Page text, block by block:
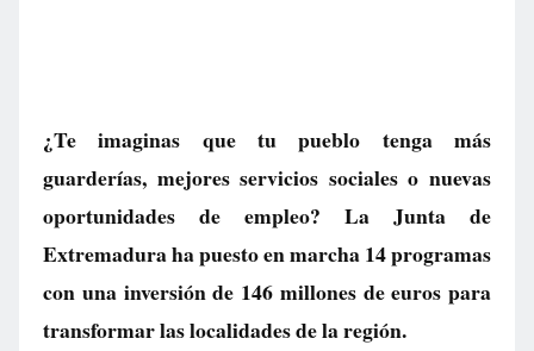
¿Te imaginas que tu pueblo tenga más
guarderías, mejores servicios sociales o nuevas
oportunidades de empleo? La Junta de
Extremadura ha puesto en marcha 14 programas
con una inversión de 146 millones de euros para
transformar las localidades de la región.